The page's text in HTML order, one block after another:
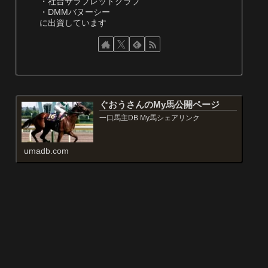
・DMMバヌーシー
に出資しています
ぐおうさんのMy馬公開ページ
一口馬主DB My馬シェアリンク
umadb.com